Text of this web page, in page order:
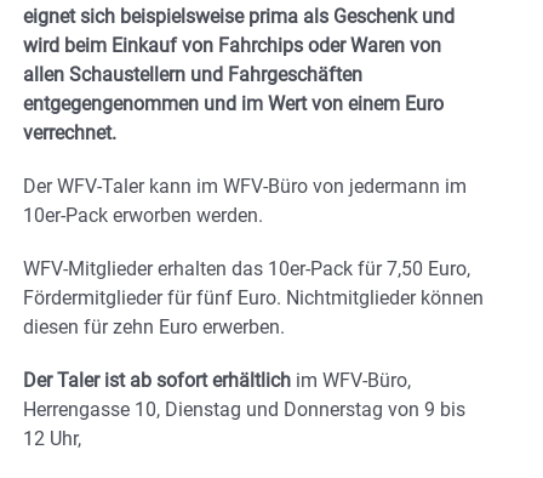
eignet sich beispielsweise prima als Geschenk und
wird beim Einkauf von Fahrchips oder Waren von
allen Schaustellern und Fahrgeschäften
entgegengenommen und im Wert von einem Euro
verrechnet.
Der WFV-Taler kann im WFV-Büro von jedermann im
10er-Pack erworben werden.
WFV-Mitglieder erhalten das 10er-Pack für 7,50 Euro,
Fördermitglieder für fünf Euro. Nichtmitglieder können
diesen für zehn Euro erwerben.
Der Taler ist ab sofort erhältlich im WFV-Büro,
Herrengasse 10, Dienstag und Donnerstag von 9 bis
12 Uhr,